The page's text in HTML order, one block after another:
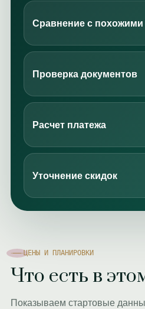
Сравнение с
Проверка документов
Расчет платежа
Уточнение скидок
ЦЕНЫ И ПЛАНИРОВКИ
Что есть в
Показываем стартовые